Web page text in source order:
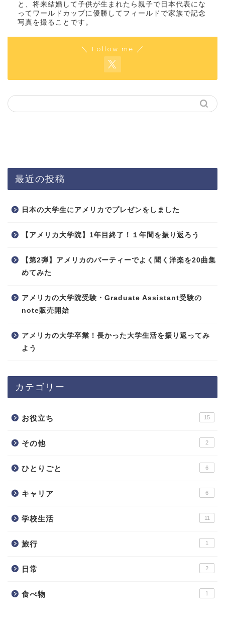
と、将来結婚して子供が生まれたら親子で日本代表にな
ってワールドカップに優勝してフィールドで家族で記念
写真を撮ることです。
＼ Follow me ／
最近の投稿
日本の大学生にアメリカでプレゼンをしました
【アメリカ大学院】1年目終了！１年間を振り返ろう
【第2弾】アメリカのパーティーでよく聞く洋楽を20曲集
めてみた
アメリカの大学院受験・Graduate Assistant受験の
note販売開始
アメリカの大学卒業！長かった大学生活を振り返ってみ
よう
カテゴリー
お役立ち 15
その他 2
ひとりごと 6
キャリア 6
学校生活 11
旅行 1
日常 2
食べ物 1